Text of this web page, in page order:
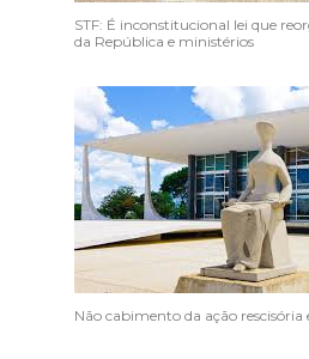
STF: É inconstitucional lei que
da República e ministérios
Não cabimento da ação